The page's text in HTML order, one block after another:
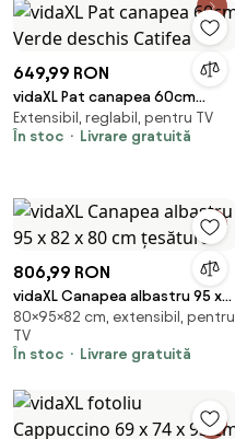
649,99 RON
vidaXL Pat canapea 60cm
Verde deschis Catifea
Extensibil, reglabil, pentru TV
În stoc
Livrare gratuită
806,99 RON
vidaXL Canapea albastru 95 x
82 x 80 cm țesătură
80×95×82 cm, extensibil, pentru
TV
În stoc
Livrare gratuită